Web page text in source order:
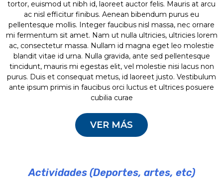
tortor, euismod ut nibh id, laoreet auctor felis. Mauris at arcu
ac nisl efficitur finibus. Aenean bibendum purus eu
pellentesque mollis. Integer faucibus nisl massa, nec ornare
mi fermentum sit amet. Nam ut nulla ultricies, ultricies lorem
ac, consectetur massa. Nullam id magna eget leo molestie
blandit vitae id urna. Nulla gravida, ante sed pellentesque
tincidunt, mauris mi egestas elit, vel molestie nisi lacus non
purus. Duis et consequat metus, id laoreet justo. Vestibulum
ante ipsum primis in faucibus orci luctus et ultrices posuere
cubilia curae
VER MÁS
Actividades (Deportes, artes, etc)